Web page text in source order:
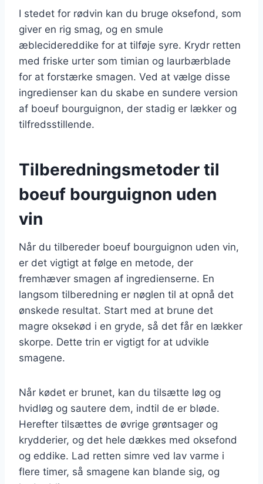
I stedet for rødvin kan du bruge oksefond, som
giver en rig smag, og en smule
æblecidereddike for at tilføje syre. Krydr retten
med friske urter som timian og laurbærblade
for at forstærke smagen. Ved at vælge disse
ingredienser kan du skabe en sundere version
af boeuf bourguignon, der stadig er lækker og
tilfredsstillende.
Tilberedningsmetoder til
boeuf bourguignon uden
vin
Når du tilbereder boeuf bourguignon uden vin,
er det vigtigt at følge en metode, der
fremhæver smagen af ingredienserne. En
langsom tilberedning er nøglen til at opnå det
ønskede resultat. Start med at brune det
magre oksekød i en gryde, så det får en lækker
skorpe. Dette trin er vigtigt for at udvikle
smagene.
Når kødet er brunet, kan du tilsætte løg og
hvidløg og sautere dem, indtil de er bløde.
Herefter tilsættes de øvrige grøntsager og
krydderier, og det hele dækkes med oksefond
og eddike. Lad retten simre ved lav varme i
flere timer, så smagene kan blande sig, og